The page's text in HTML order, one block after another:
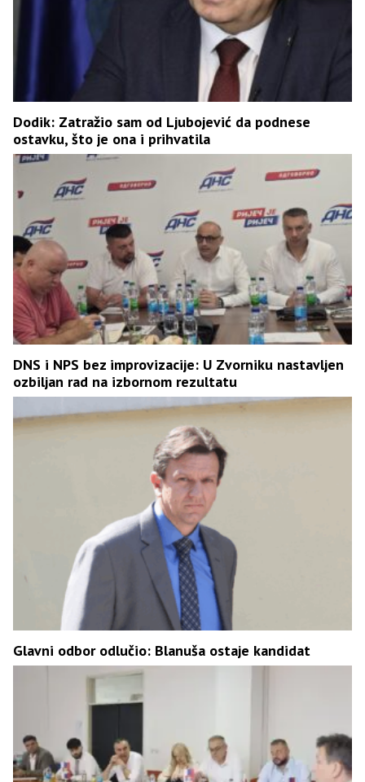
Dodik: Zatražio sam od Ljubojević da podnese
ostavku, što je ona i prihvatila
DNS i NPS bez improvizacije: U Zvorniku nastavljen
ozbiljan rad na izbornom rezultatu
Glavni odbor odlučio: Blanuša ostaje kandidat